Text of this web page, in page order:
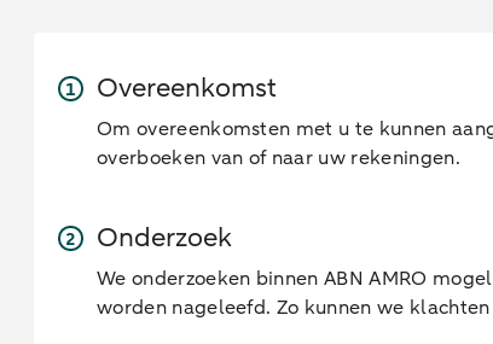
Overeenkomst
Om overeenkomsten met u te kunnen
overboeken van of naar uw rekeningen.
Onderzoek
We onderzoeken binnen ABN AMRO
worden nageleefd. Zo kunnen we